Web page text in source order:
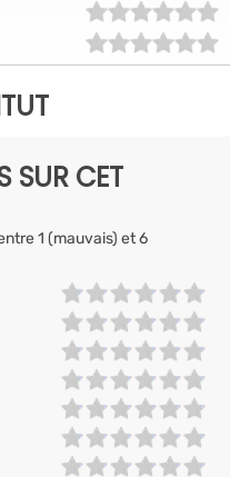
SUR CET
1 (mauvais) et 6